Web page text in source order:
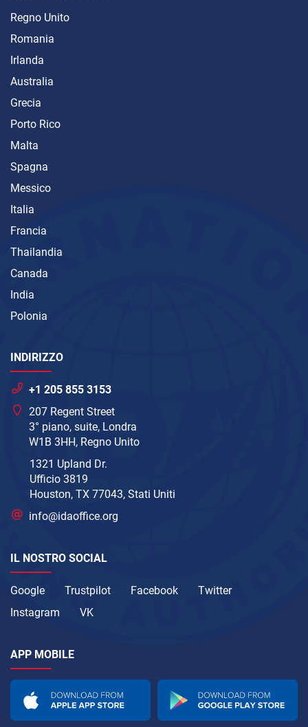
Regno Unito
Romania
Irlanda
Australia
Grecia
Porto Rico
Malta
Spagna
Messico
Italia
Francia
Thailandia
Canada
India
Polonia
INDIRIZZO
+1 205 855 3153
207 Regent Street
3° piano, suite, Londra
W1B 3HH, Regno Unito
1321 Upland Dr.
Ufficio 3819
Houston, TX 77043, Stati Uniti
info@idaoffice.org
IL NOSTRO SOCIAL
Google Trustpilot Facebook
Twitter
Instagram
VK
APP MOBILE